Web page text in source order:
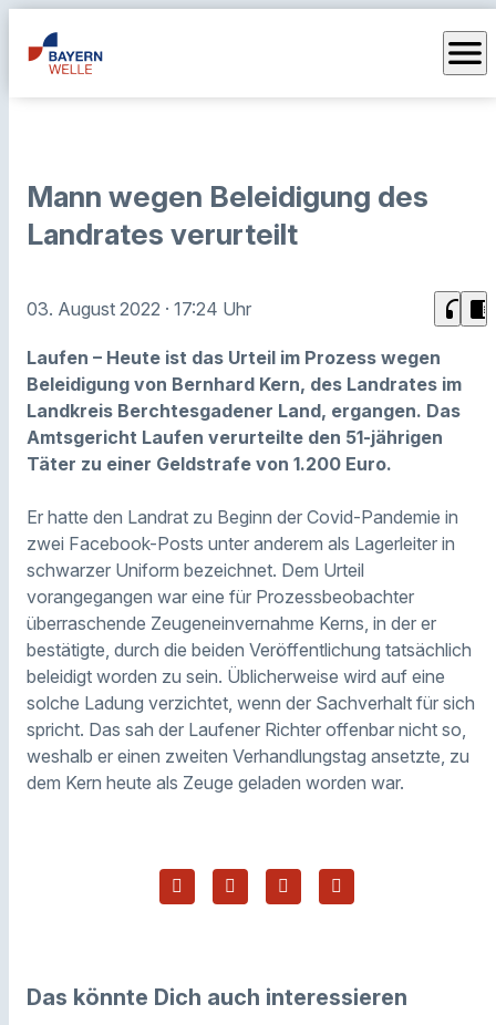
menu
Mann wegen Beleidigung des
Landrates verurteilt
03. August 2022 · 17:24 Uhr headphones chrome_reader_mode
Laufen – Heute ist das Urteil im Prozess wegen
Beleidigung von Bernhard Kern, des Landrates im
Landkreis Berchtesgadener Land, ergangen. Das
Amtsgericht Laufen verurteilte den 51-jährigen
Täter zu einer Geldstrafe von 1.200 Euro.
Er hatte den Landrat zu Beginn der Covid-Pandemie in
zwei Facebook-Posts unter anderem als Lagerleiter in
schwarzer Uniform bezeichnet. Dem Urteil
vorangegangen war eine für Prozessbeobachter
überraschende Zeugeneinvernahme Kerns, in der er
bestätigte, durch die beiden Veröffentlichung tatsächlich
beleidigt worden zu sein. Üblicherweise wird auf eine
solche Ladung verzichtet, wenn der Sachverhalt für sich
spricht. Das sah der Laufener Richter offenbar nicht so,
weshalb er einen zweiten Verhandlungstag ansetzte, zu
dem Kern heute als Zeuge geladen worden war.
Das könnte Dich auch interessieren